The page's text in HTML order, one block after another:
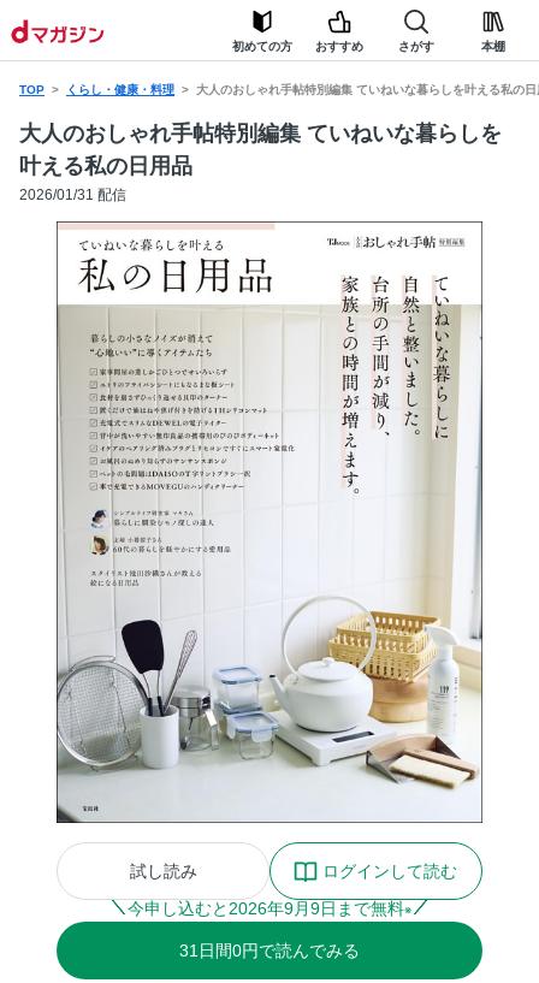
初めての方 おすすめ さがす 本棚
TOP くらし・健康・料理 大人のおしゃれ手帖特別編集 ていねいな暮らしを叶える私の日
大人のおしゃれ手帖特別編集 ていねいな暮らしを
叶える私の日用品
2026/01/31 配信
試し読み
ログインして読む
今申し込むと 2026年9月9日まで無料※
31 日間0円で読んでみる